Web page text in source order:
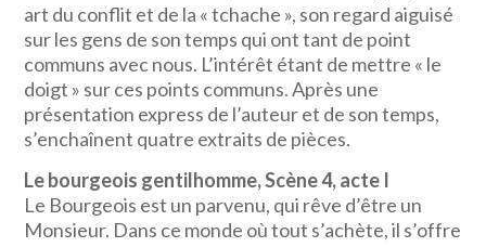
art du conflit et de la « tchache », son regard aiguisé
sur les gens de son temps qui ont tant de point
communs avec nous. L’intérêt étant de mettre « le
doigt » sur ces points communs. Après une
présentation express de l’auteur et de son temps,
s’enchaînent quatre extraits de pièces.
Le bourgeois gentilhomme, Scène 4, acte I
Le Bourgeois est un parvenu, qui rêve d’être un
Monsieur. Dans ce monde où tout s’achète, il s’offre